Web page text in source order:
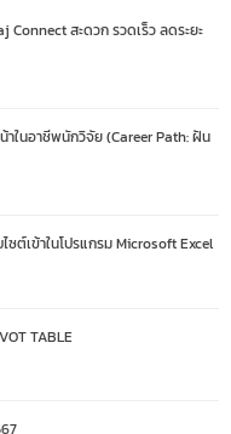
Connect สะดวก รวดเร็ว ลดระยะ
าในอาชีพนักวิจัย (Career Path: ฝัน
ซต์เข้าในโปรแกรม Microsoft Excel
TABLE